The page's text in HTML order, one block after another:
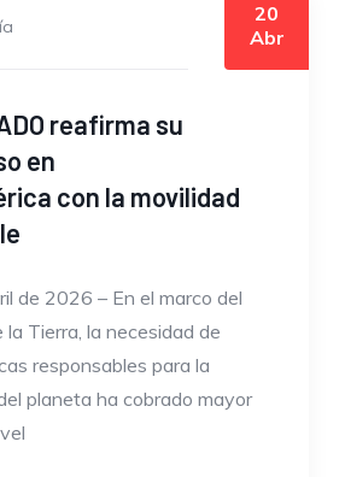
20
Abr
reafirma su
en
con la movilidad
de 2026 – En el marco del
la Tierra, la necesidad de
responsables para la
planeta ha cobrado mayor